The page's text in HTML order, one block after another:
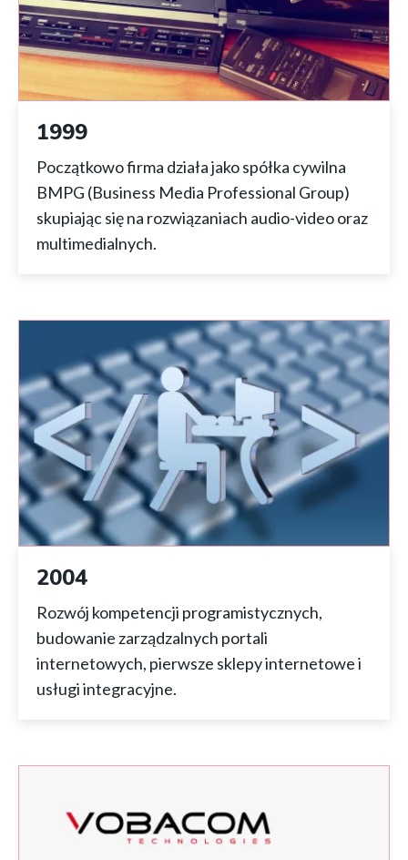
1999
Początkowo firma działa jako spółka cywilna
BMPG (Business Media Professional Group)
skupiając się na rozwiązaniach audio-video oraz
multimedialnych.
2004
Rozwój kompetencji programistycznych,
budowanie zarządzalnych portali
internetowych, pierwsze sklepy internetowe i
usługi integracyjne.